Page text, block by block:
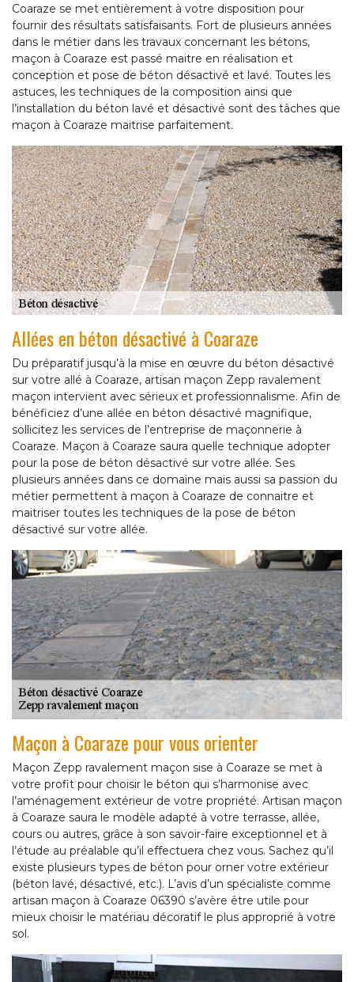
Coaraze se met entièrement à votre disposition pour
fournir des résultats satisfaisants. Fort de plusieurs années
dans le métier dans les travaux concernant les bétons,
maçon à Coaraze est passé maitre en réalisation et
conception et pose de béton désactivé et lavé. Toutes les
astuces, les techniques de la composition ainsi que
l’installation du béton lavé et désactivé sont des tâches que
maçon à Coaraze maitrise parfaitement.
Allées en béton désactivé à Coaraze
Du préparatif jusqu’à la mise en œuvre du béton désactivé
sur votre allé à Coaraze, artisan maçon Zepp ravalement
maçon intervient avec sérieux et professionnalisme. Afin de
bénéficiez d’une allée en béton désactivé magnifique,
sollicitez les services de l’entreprise de maçonnerie à
Coaraze. Maçon à Coaraze saura quelle technique adopter
pour la pose de béton désactivé sur votre allée. Ses
plusieurs années dans ce domaine mais aussi sa passion du
métier permettent à maçon à Coaraze de connaitre et
maitriser toutes les techniques de la pose de béton
désactivé sur votre allée.
Maçon à Coaraze pour vous orienter
Maçon Zepp ravalement maçon sise à Coaraze se met à
votre profit pour choisir le béton qui s’harmonise avec
l’aménagement extérieur de votre propriété. Artisan maçon
à Coaraze saura le modèle adapté à votre terrasse, allée,
cours ou autres, grâce à son savoir-faire exceptionnel et à
l’étude au préalable qu’il effectuera chez vous. Sachez qu’il
existe plusieurs types de béton pour orner votre extérieur
(béton lavé, désactivé, etc.). L’avis d’un spécialiste comme
artisan maçon à Coaraze 06390 s’avère être utile pour
mieux choisir le matériau décoratif le plus approprié à votre
sol.